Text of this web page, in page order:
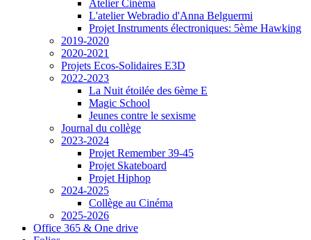
Atelier Cinéma
L'atelier Webradio d'Anna Belguermi
Projet Instruments électroniques: 5ème Hawking
2019-2020
2020-2021
Projets Ecos-Solidaires E3D
2022-2023
La Nuit étoilée des 6ème E
Magic School
Jeunes contre le sexisme
Journal du collège
2023-2024
Projet Remember 39-45
Projet Skateboard
Projet Hiphop
2024-2025
Collège au Cinéma
2025-2026
Office 365 & One drive